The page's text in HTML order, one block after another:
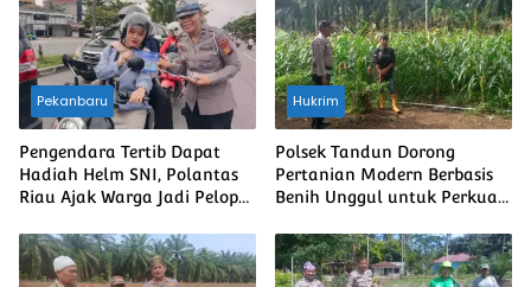
Pekanbaru
Pengendara Tertib Dapat
Hadiah Helm SNI, Polantas
Riau Ajak Warga Jadi Pelopor
Hukrim
Polsek Tandun Dorong
Pertanian Modern Berbasis
Benih Unggul untuk Perkuat